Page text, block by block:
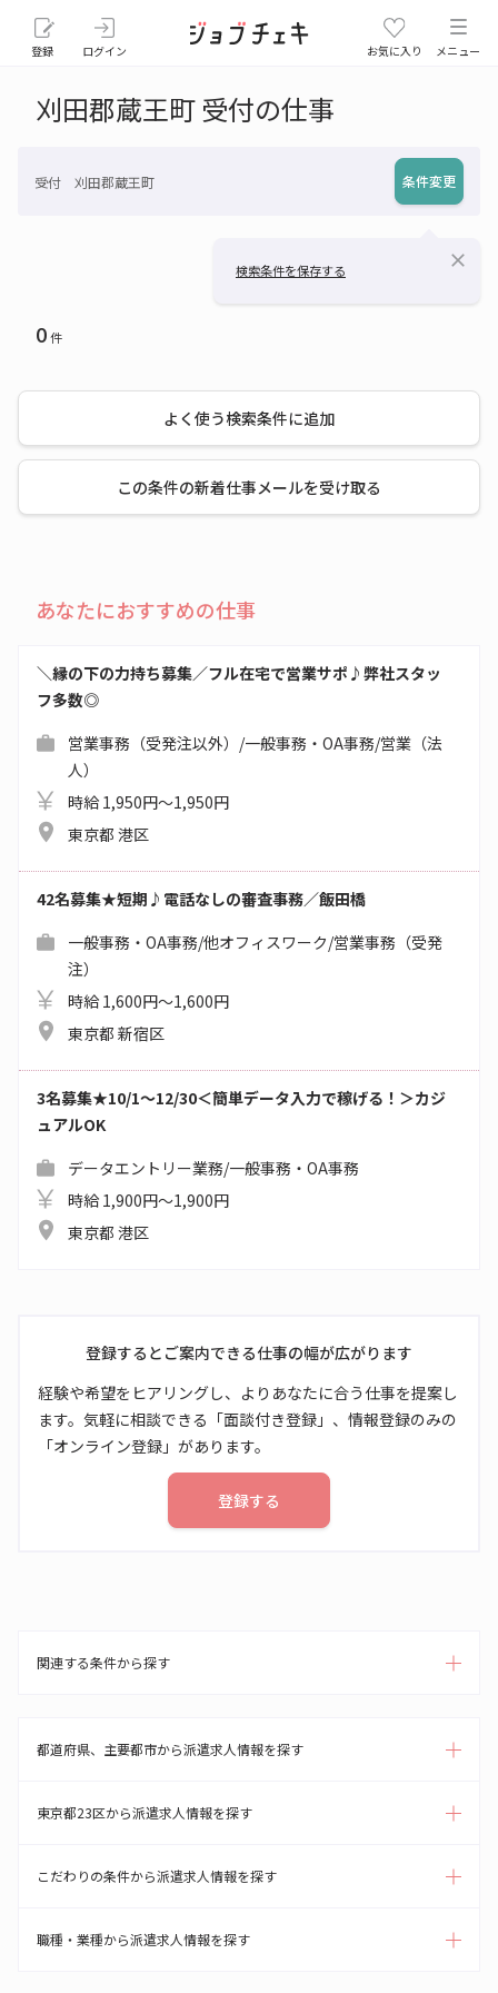
登録 ログイン お気に入り メニュー
刈田郡蔵王町 受付の仕事
受付 刈田郡蔵王町 条件変更
検索条件を保存する close
0件
よく使う検索条件に追加
この条件の新着仕事メールを受け取る
あなたにおすすめの仕事
＼縁の下の力持ち募集／フル在宅で営業サポ♪弊社スタッ
フ多数◎
営業事務（受発注以外）/一般事務・OA事務/営業（法
人）
時給 1,950円～1,950円
東京都 港区
42名募集★短期♪電話なしの審査事務／飯田橋
一般事務・OA事務/他オフィスワーク/営業事務（受発
注）
時給 1,600円～1,600円
東京都 新宿区
3名募集★10/1～12/30＜簡単データ入力で稼げる！＞カジ
ュアルOK
データエントリー業務/一般事務・OA事務
時給 1,900円～1,900円
東京都 港区
登録するとご案内できる仕事の幅が広がります
経験や希望をヒアリングし、よりあなたに合う仕事を提案し
ます。気軽に相談できる「面談付き登録」、情報登録のみの
「オンライン登録」があります。
登録する
関連する条件から探す
都道府県、主要都市から派遣求人情報を探す
東京都23区から派遣求人情報を探す
こだわりの条件から派遣求人情報を探す
職種・業種から派遣求人情報を探す